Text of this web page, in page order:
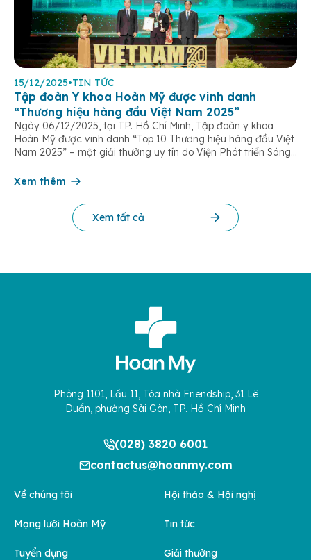
15/12/2025•TIN TỨC
Tập đoàn Y khoa Hoàn Mỹ được vinh danh
“Thương hiệu hàng đầu Việt Nam 2025”
Ngày 06/12/2025, tại TP. Hồ Chí Minh, Tập đoàn y khoa
Hoàn Mỹ được vinh danh “Top 10 Thương hiệu hàng đầu Việt
Nam 2025” – một giải thưởng uy tín do Viện Phát triển Sáng
cứu Phát triển Doanh nghiệp Châu Á […]
Xem thêm
Xem tất cả
Phòng 1101, Lầu 11, Tòa nhà Friendship, 31 Lê
Duẩn, phường Sài Gòn, TP. Hồ Chí Minh
(028) 3820 6001
contactus@hoanmy.com
Về chúng tôi
Mạng lưới Hoàn Mỹ
Tuyển dụng
Hội thảo & Hội nghị
Tin tức
Giải thưởng